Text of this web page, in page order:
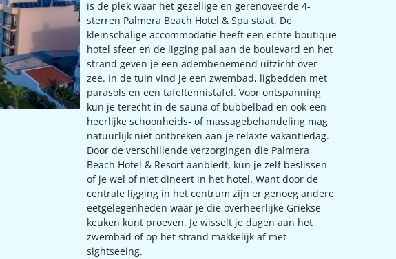
is de plek waar het gezellige en gerenoveerde 4-
sterren Palmera Beach Hotel & Spa staat. De
kleinschalige accommodatie heeft een echte boutique
hotel sfeer en de ligging pal aan de boulevard en het
strand geven je een adembenemend uitzicht over
zee. In de tuin vind je een zwembad, ligbedden met
parasols en een tafeltennistafel. Voor ontspanning
kun je terecht in de sauna of bubbelbad en ook een
heerlijke schoonheids- of massagebehandeling mag
natuurlijk niet ontbreken aan je relaxte vakantiedag.
Door de verschillende verzorgingen die Palmera
Beach Hotel & Resort aanbiedt, kun je zelf beslissen
of je wel of niet dineert in het hotel. Want door de
centrale ligging in het centrum zijn er genoeg andere
eetgelegenheden waar je die overheerlijke Griekse
keuken kunt proeven. Je wisselt je dagen aan het
zwembad of op het strand makkelijk af met
sightseeing.